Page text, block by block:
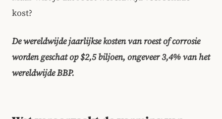
kost?
De wereldwijde jaarlijkse kosten van roest of corrosie
worden geschat op $2,5 biljoen, ongeveer 3,4% van het
wereldwijde BBP.